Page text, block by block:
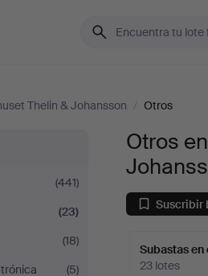
Thelin & Johansson / Otros
(441)
(23)
(18)
(5)
Otros
Suscribir
Subastas en
23 lotes